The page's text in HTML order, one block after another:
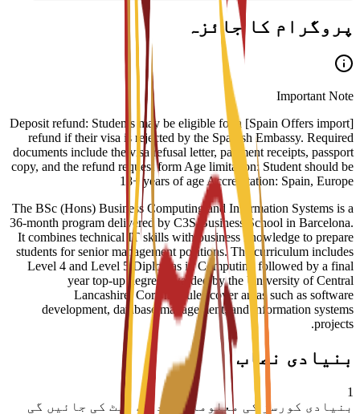
پروگرام کا جائزہ
Important Note
[Spain Offers import] Deposit refund: Students may be eligible for a
refund if their visa is rejected by the Spanish Embassy. Required
documents include the visa refusal letter, payment receipts, passport
copy, and the refund request form Age limitation: Student should be
18+ years of age Accreditation: Spain, Europe
The BSc (Hons) Business Computing and Information Systems is a
36-month program delivered by C3S Business School in Barcelona.
It combines technical IT skills with business knowledge to prepare
students for senior management positions. The curriculum includes
Level 4 and Level 5 Diplomas in Computing followed by a final
year top-up degree awarded by the University of Central
Lancashire. Core modules cover areas such as software
development, database management, and information systems
projects.
بنیادی نصاب
1
بنیادی کورسز کی معلومات جلد اپ ڈیٹ کی جائیں گی